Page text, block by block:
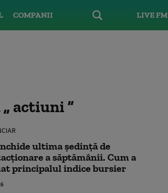
LIVE FM
COMPANII
actiuni
ultima ședință de
a săptămânii. Cum a
principalul indice bursier